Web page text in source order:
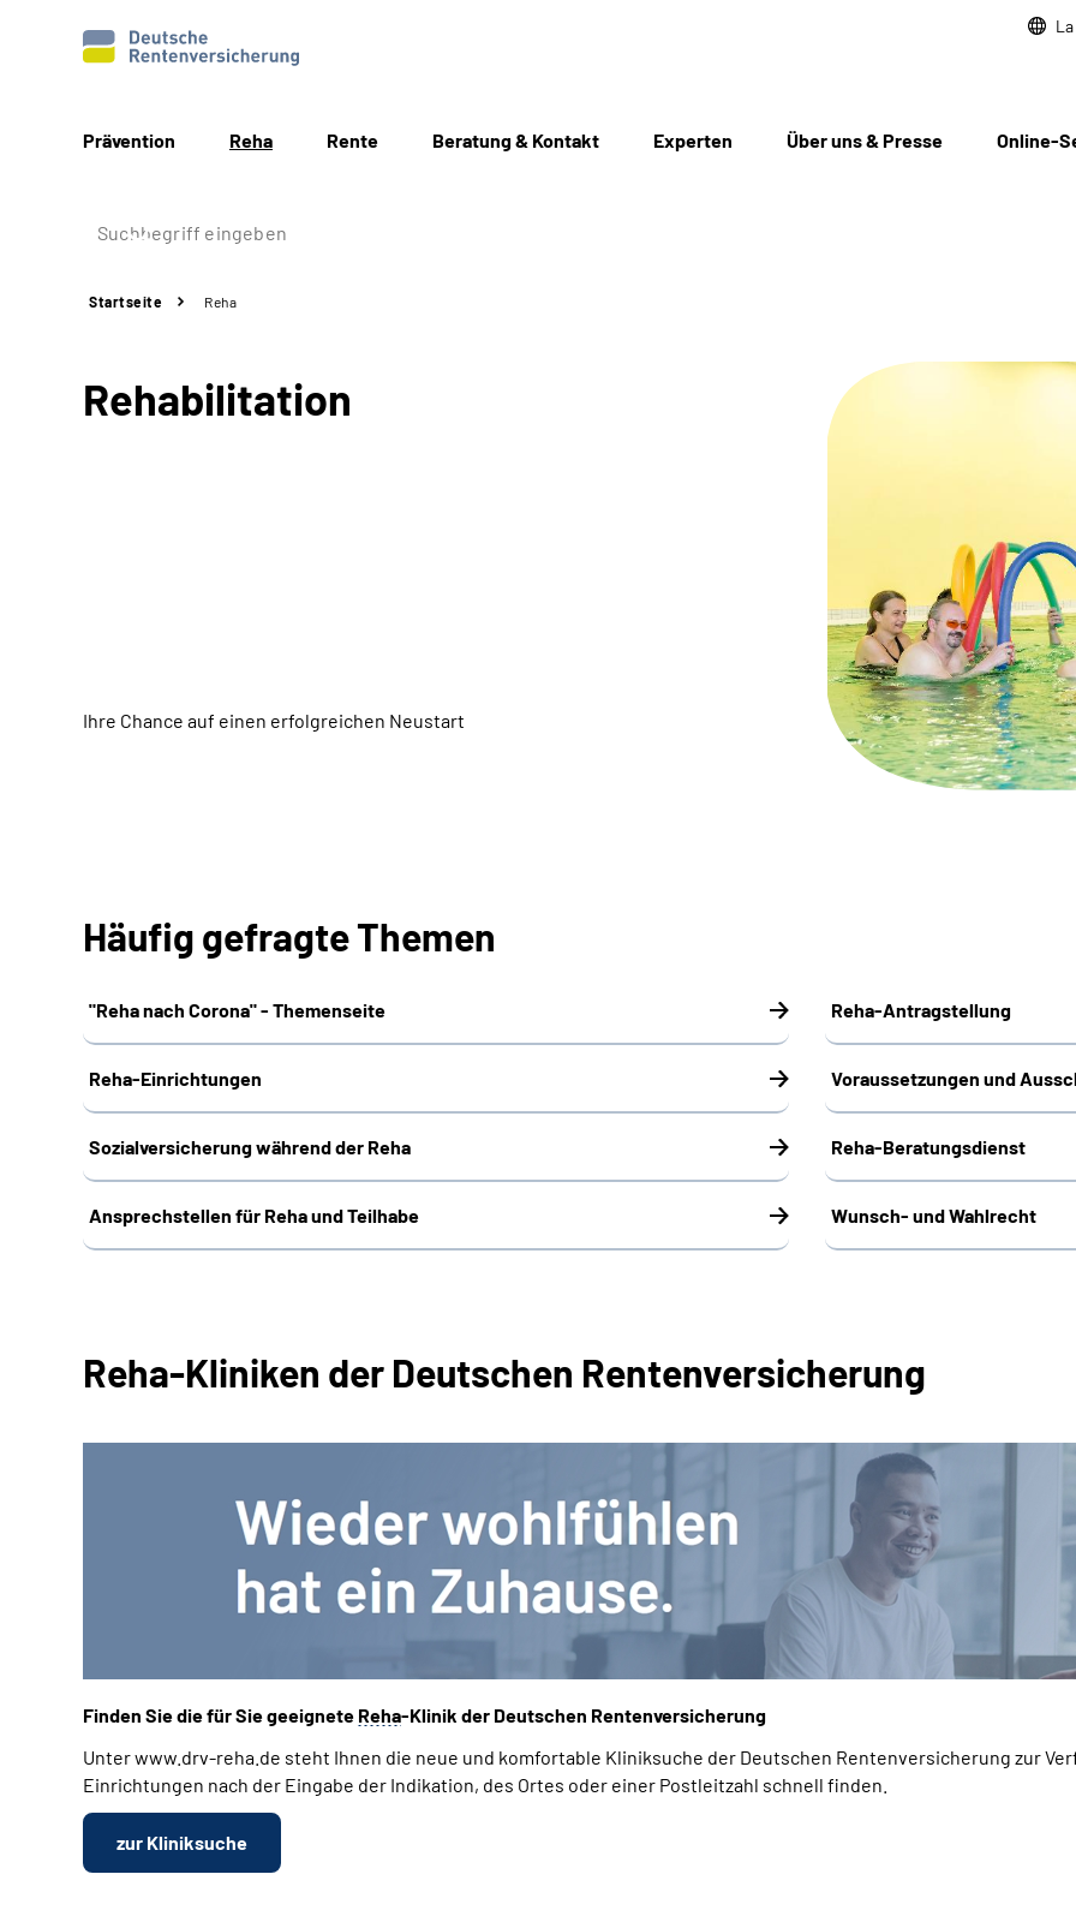
Prävention Reha Rente Beratung & Kontakt Experten Über uns & Presse Online-
Startseite Reha
Rehabilitation
Ihre Chance auf einen erfolgreichen Neustart
Häufig gefragte Themen
"Reha nach Corona" - Themenseite Reha-Antragstellung
Reha-Einrichtungen Voraussetzungen und
Sozialversicherung während der Reha Reha-Beratungsdienst
Ansprechstellen für Reha und Teilhabe Wunsch- und Wahlrecht
Reha-Kliniken der Deutschen Rentenversicherung
Finden Sie die für Sie geeignete Reha-Klinik der Deutschen Rentenversicherung
Unter www.drv-reha.de steht Ihnen die neue und komfortable Kliniksuche der Deutschen Rentenversicherung zur
Einrichtungen nach der Eingabe der Indikation, des Ortes oder einer Postleitzahl schnell finden.
zur Kliniksuche